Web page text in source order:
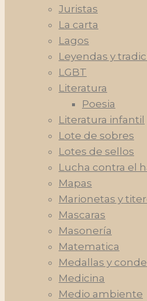
Juristas
La carta
Lagos
Leyendas y
LGBT
Literatura
Poesia
Literatura infantil
Lote de sobres
Lotes de sellos
Lucha contra el
Mapas
Marionetas y
Mascaras
Masonería
Matematica
Medallas y
Medicina
Medio ambiente